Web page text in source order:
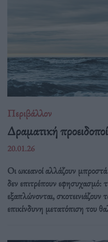
Περιβάλλον
Δραματική
20.01.26
Οι ωκεανοί αλλάζουν
δεν επιτρέπουν εφησυχασμό:
εξαπλώνονται,
επικίνδυνη μετατόπιση του